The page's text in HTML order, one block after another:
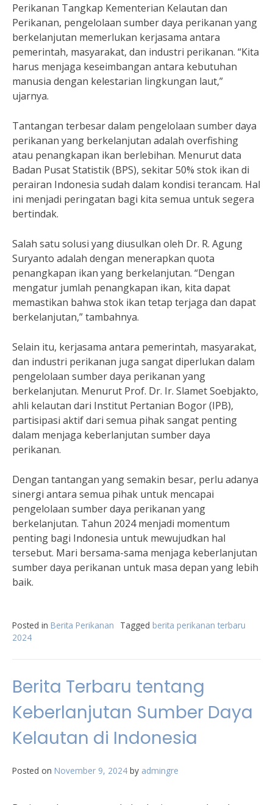
Perikanan Tangkap Kementerian Kelautan dan
Perikanan, pengelolaan sumber daya perikanan yang
berkelanjutan memerlukan kerjasama antara
pemerintah, masyarakat, dan industri perikanan. “Kita
harus menjaga keseimbangan antara kebutuhan
manusia dengan kelestarian lingkungan laut,”
ujarnya.
Tantangan terbesar dalam pengelolaan sumber daya
perikanan yang berkelanjutan adalah overfishing
atau penangkapan ikan berlebihan. Menurut data
Badan Pusat Statistik (BPS), sekitar 50% stok ikan di
perairan Indonesia sudah dalam kondisi terancam. Hal
ini menjadi peringatan bagi kita semua untuk segera
bertindak.
Salah satu solusi yang diusulkan oleh Dr. R. Agung
Suryanto adalah dengan menerapkan quota
penangkapan ikan yang berkelanjutan. “Dengan
mengatur jumlah penangkapan ikan, kita dapat
memastikan bahwa stok ikan tetap terjaga dan dapat
berkelanjutan,” tambahnya.
Selain itu, kerjasama antara pemerintah, masyarakat,
dan industri perikanan juga sangat diperlukan dalam
pengelolaan sumber daya perikanan yang
berkelanjutan. Menurut Prof. Dr. Ir. Slamet Soebjakto,
ahli kelautan dari Institut Pertanian Bogor (IPB),
partisipasi aktif dari semua pihak sangat penting
dalam menjaga keberlanjutan sumber daya
perikanan.
Dengan tantangan yang semakin besar, perlu adanya
sinergi antara semua pihak untuk mencapai
pengelolaan sumber daya perikanan yang
berkelanjutan. Tahun 2024 menjadi momentum
penting bagi Indonesia untuk mewujudkan hal
tersebut. Mari bersama-sama menjaga keberlanjutan
sumber daya perikanan untuk masa depan yang lebih
baik.
Posted in Berita Perikanan Tagged berita perikanan terbaru
2024
Berita Terbaru tentang
Keberlanjutan Sumber Daya
Kelautan di Indonesia
Posted on November 9, 2024 by admingre